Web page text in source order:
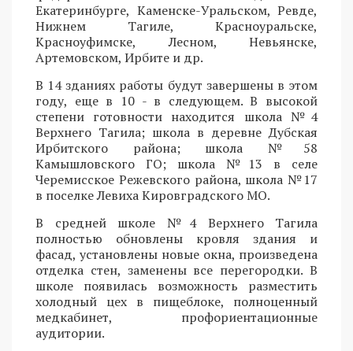
Екатеринбурге, Каменске-Уральском, Ревде,
Нижнем Тагиле, Красноуральске,
Красноуфимске, Лесном, Невьянске,
Артемовском, Ирбите и др.
В 14 зданиях работы будут завершены в этом
году, еще в 10 - в следующем. В высокой
степени готовности находится школа №4
Верхнего Тагила; школа в деревне Дубская
Ирбитского района; школа №58
Камышловского ГО; школа №13 в селе
Черемисское Режевского района, школа №17
в поселке Левиха Кировградского МО.
В средней школе №4 Верхнего Тагила
полностью обновлены кровля здания и
фасад, установлены новые окна, произведена
отделка стен, заменены все перегородки. В
школе появилась возможность разместить
холодный цех в пищеблоке, полноценный
медкабинет, профориентационные
аудитории.